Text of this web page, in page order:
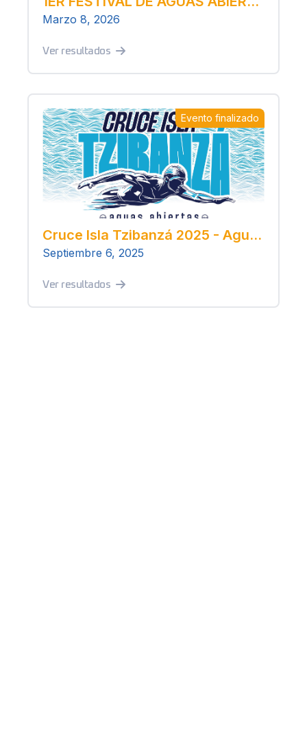
Marzo 8, 2026
Ver resultados
Evento finalizado
Cruce Isla Tzibanzá 2025 - Aguas Abiertas
Septiembre 6, 2025
Ver resultados